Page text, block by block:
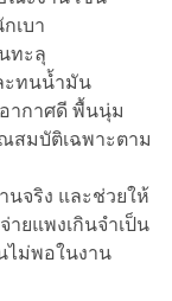
เบา
ทะลุ
ะทนน้ำมัน
อากาศดี พื้นนุ่ม
สมบัติเฉพาะตาม
นจริง และช่วยให้
ยแพงเกินจำเป็น
ไม่พอในงาน